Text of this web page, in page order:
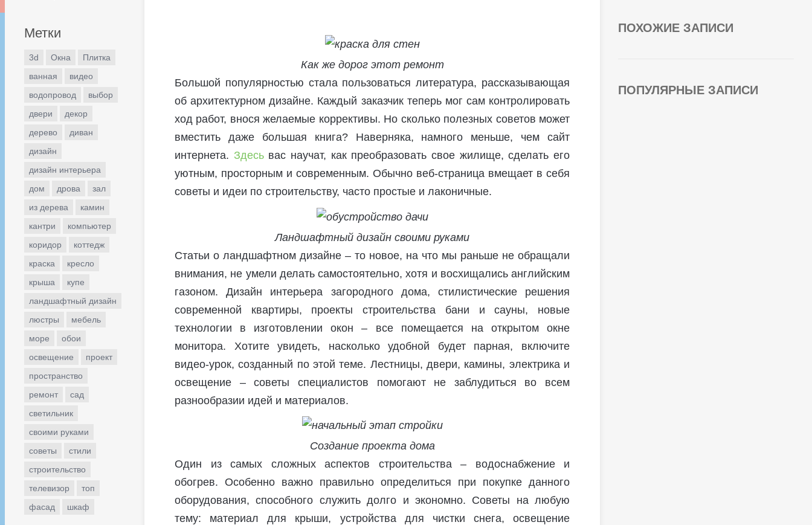
Метки
3d Окна
Плитка
ванная
видео
водопровод
выбор
двери
декор
дерево
диван
дизайн
дизайн интерьера
дом
дрова
зал
из дерева
камин
кантри
компьютер
коридор
коттедж
краска
кресло
крыша
купе
ландшафтный дизайн
люстры
мебель
море
обои
освещение
проект
пространство
ремонт
сад
светильник
своими руками
советы
стили
строительство
телевизор
топ
фасад
шкаф
Как же дорог этот ремонт
Большой популярностью стала пользоваться литература, рассказывающая
об архитектурном дизайне. Каждый заказчик теперь мог сам контролировать
ход работ, внося желаемые коррективы. Но сколько полезных советов может
вместить даже большая книга? Наверняка, намного меньше, чем сайт
интернета. Здесьвас научат, как преобразовать свое жилище, сделать его
уютным, просторным и современным. Обычно веб-страница вмещает в себя
советы и идеи по строительству, часто простые и лаконичные.
Ландшафтный дизайн своими руками
Статьи о ландшафтном дизайне – то новое, на что мы раньше не обращали
внимания, не умели делать самостоятельно, хотя и восхищались английским
газоном. Дизайн интерьера загородного дома, стилистические решения
современной квартиры, проекты строительства бани и сауны, новые
технологии в изготовлении окон – все помещается на открытом окне
монитора. Хотите увидеть, насколько удобной будет парная, включите
видео-урок, созданный по этой теме. Лестницы, двери, камины, электрика и
освещение – советы специалистов помогают не заблудиться во всем
разнообразии идей и материалов.
Создание проекта дома
Один из самых сложных аспектов строительства – водоснабжение и
обогрев. Особенно важно правильно определиться при покупке данного
оборудования, способного служить долго и экономно. Советы на любую
тему: материал для крыши, устройства для чистки снега, освещение
ПОХОЖИЕ ЗАПИСИ
ПОПУЛЯРНЫЕ ЗАПИСИ